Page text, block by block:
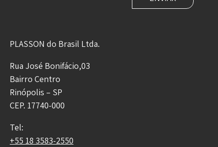
PLASSON do Brasil Ltda.
Rua José Bonifácio,03
Bairro Centro
Rinópolis – SP
CEP. 17740-000
Tel:
+55 18 3583-2550